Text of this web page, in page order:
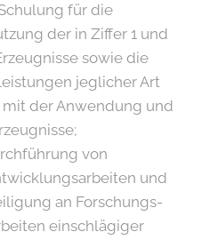
für die
der in Ziffer 1 und
sowie die
jeglicher Art
der Anwendung und
von
und
an Forschungs-
einschlägiger